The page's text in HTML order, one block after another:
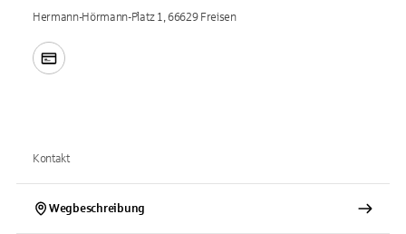
Hermann-Hörmann-Platz 1, 66629 Freisen
Kontakt
Wegbeschreibung